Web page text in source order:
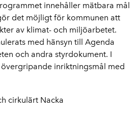
innehåller mätbara mål
det möjligt för kommunen att
av klimat- och miljöarbetet.
med hänsyn till Agenda
och andra styrdokument. I
inriktningsmål med
cirkulärt Nacka